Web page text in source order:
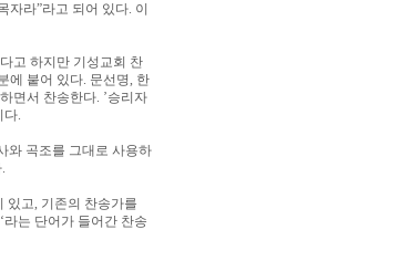
자라”라고 되어 있다. 이
고 하지만 기성교회 찬
에 붙어 있다. 문선명, 한
면서 찬송한다. ’승리자
다.
와 곡조를 그대로 사용하
.
있고, 기존의 찬송가를
‘라는 단어가 들어간 찬송